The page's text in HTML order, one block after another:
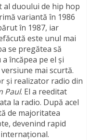
al duoului de hip hop
variantă în 1986
în 1987, iar
este unul mai
se pregătea să
încăpea pe el şi
mai scurtă.
şi realizator radio din
Paul. El a reeditat
la radio. După acel
de majoritatea
devenind rapid